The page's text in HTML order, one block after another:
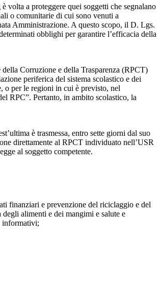
volta a proteggere quei soggetti che segnalano
o comunitarie di cui sono venuti a
Amministrazione. A questo scopo, il D. Lgs.
obblighi per garantire l’efficacia della
Corruzione e della Trasparenza (RPCT)
periferica del sistema scolastico e dei
o per le regioni in cui è previsto, nel
RPC”. Pertanto, in ambito scolastico, la
è trasmessa, entro sette giorni dal suo
direttamente al RPCT individuato nell’USR
al soggetto competente.
finanziari e prevenzione del riciclaggio e del
alimenti e dei mangimi e salute e
informativi;